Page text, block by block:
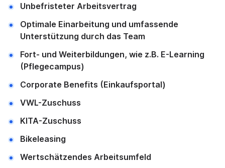
Unbefristeter Arbeitsvertrag
Optimale Einarbeitung und umfassende
Unterstützung durch das Team
Fort- und Weiterbildungen, wie z.B. E-Learning
(Pflegecampus)
Corporate Benefits (Einkaufsportal)
VWL-Zuschuss
KITA-Zuschuss
Bikeleasing
Wertschätzendes Arbeitsumfeld